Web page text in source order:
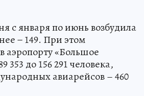
с января по июнь возбудила
− 149. При этом
аэропорту «Большое
353 до 156 291 человека,
авиарейсов – 460